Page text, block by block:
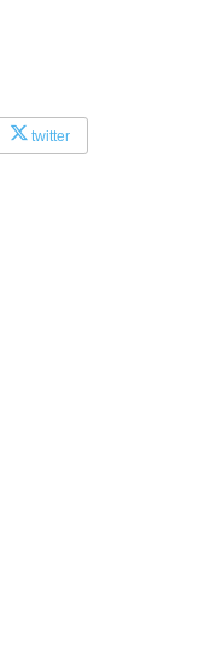
twitter